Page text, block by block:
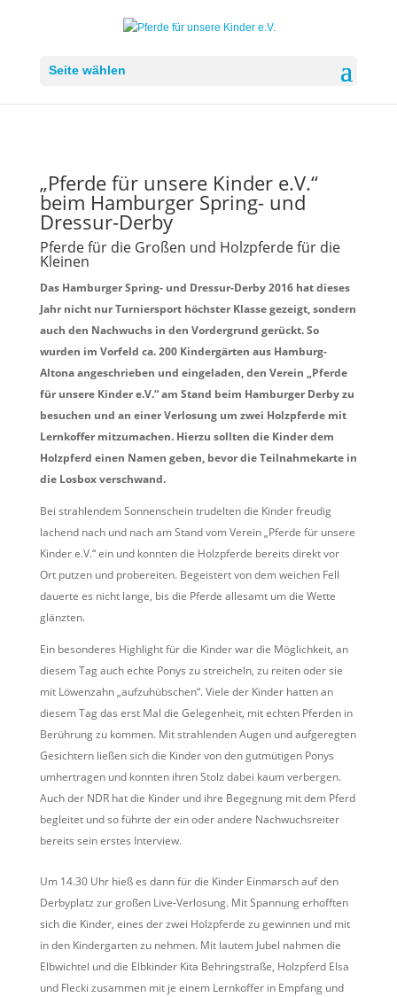
Seite wählen
„Pferde für unsere Kinder e.V.“
beim Hamburger Spring- und
Dressur-Derby
Pferde für die Großen und Holzpferde für die
Kleinen
Das Hamburger Spring- und Dressur-Derby 2016 hat dieses
Jahr nicht nur Turniersport höchster Klasse gezeigt, sondern
auch den Nachwuchs in den Vordergrund gerückt. So
wurden im Vorfeld ca. 200 Kindergärten aus Hamburg-
Altona angeschrieben und eingeladen, den Verein „Pferde
für unsere Kinder e.V.“ am Stand beim Hamburger Derby zu
besuchen und an einer Verlosung um zwei Holzpferde mit
Lernkoffer mitzumachen. Hierzu sollten die Kinder dem
Holzpferd einen Namen geben, bevor die Teilnahmekarte in
die Losbox verschwand.
Bei strahlendem Sonnenschein trudelten die Kinder freudig
lachend nach und nach am Stand vom Verein „Pferde für unsere
Kinder e.V.“ ein und konnten die Holzpferde bereits direkt vor
Ort putzen und probereiten. Begeistert von dem weichen Fell
dauerte es nicht lange, bis die Pferde allesamt um die Wette
glänzten.
Ein besonderes Highlight für die Kinder war die Möglichkeit, an
diesem Tag auch echte Ponys zu streicheln, zu reiten oder sie
mit Löwenzahn „aufzuhübschen“. Viele der Kinder hatten an
diesem Tag das erst Mal die Gelegenheit, mit echten Pferden in
Berührung zu kommen. Mit strahlenden Augen und aufgeregten
Gesichtern ließen sich die Kinder von den gutmütigen Ponys
umhertragen und konnten ihren Stolz dabei kaum verbergen.
Auch der NDR hat die Kinder und ihre Begegnung mit dem Pferd
begleitet und so führte der ein oder andere Nachwuchsreiter
bereits sein erstes Interview.
Um 14.30 Uhr hieß es dann für die Kinder Einmarsch auf den
Derbyplatz zur großen Live-Verlosung. Mit Spannung erhofften
sich die Kinder, eines der zwei Holzpferde zu gewinnen und mit
in den Kindergarten zu nehmen. Mit lautem Jubel nahmen die
Elbwichtel und die Elbkinder Kita Behringstraße, Holzpferd Elsa
und Flecki zusammen mit je einem Lernkoffer in Empfang und